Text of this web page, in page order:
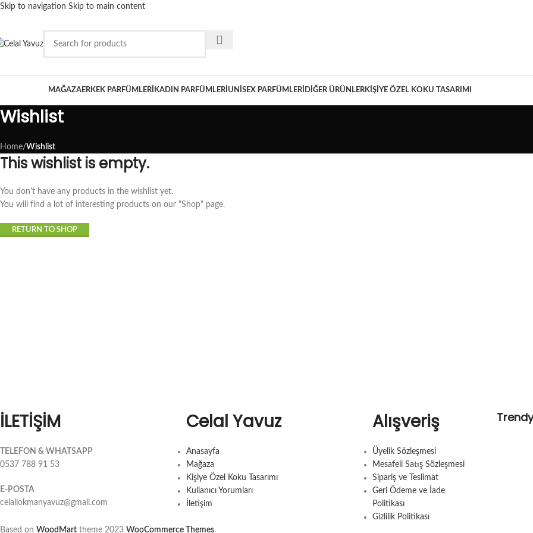
Skip to navigation Skip to main content
MAĞAZAERKEK PARFÜMLERI KADIN PARFÜMLERI UNISEX PARFÜMLERI DIĞER ÜRÜNLERKIŞIYE ÖZEL KOKU TASARIMI
Wishlist
Home/Wishlist
This wishlist is empty.
You don't have any products in the wishlist yet.
You will find a lot of interesting products on our "Shop" page.
RETURN TO SHOP
İLETİŞİM
TELEFON & WHATSAPP
0537 788 91 53
E-POSTA
celallokmanyavuz@gmail.com
Celal Yavuz
Anasayfa
Mağaza
Kişiye Özel Koku Tasarımı
Kullanıcı Yorumları
İletişim
Alışveriş
Üyelik Sözleşmesi
Mesafeli Satış Sözleşmesi
Sipariş ve Teslimat
Geri Ödeme ve İade
Politikası
Gizlilik Politikası
Based on WoodMart theme 2023 WooCommerce Themes.